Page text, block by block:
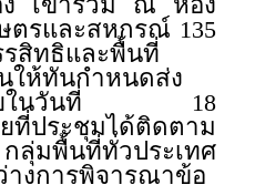
ตรและสหกรณ์ 135
รสิทธิและพื้นที่
ให้ทันกำหนดส่ง
ภายในวันที่ 18
ประชุมได้ติดตาม
ลุ่มพื้นที่ทั่วประเทศ
งการพิจารณาข้อ